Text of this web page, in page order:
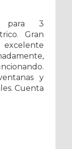
para 3
Gran
y
Cuenta